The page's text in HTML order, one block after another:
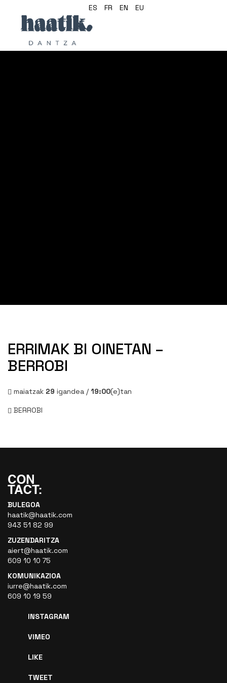
ES FR EN EU
ERRIMAK BI OINETAN –
BERROBI
maiatzak 29 igandea / 19:00(e)tan
BERROBI
BULEGOA
haatik@haatik.com
943 51 82 99
ZUZENDARITZA
aiert@haatik.com
609 10 10 75
KOMUNIKAZIOA
iurre@haatik.com
609 10 19 59
INSTAGRAM
VIMEO
LIKE
TWEET